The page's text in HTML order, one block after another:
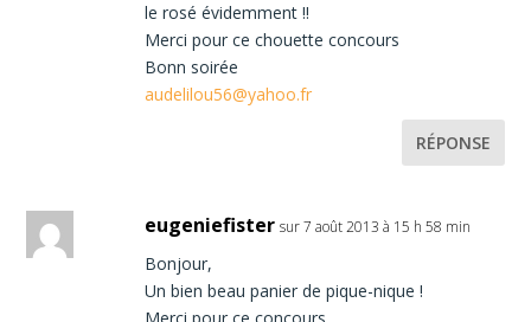
le rosé évidemment !!
Merci pour ce chouette concours
Bonn soirée
audelilou56@yahoo.fr
RÉPONSE
eugeniefister sur 7 août 2013 à 15 h 58 min
Bonjour,
Un bien beau panier de pique-nique !